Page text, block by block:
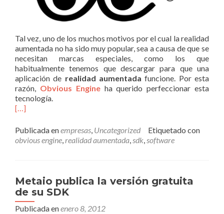
Tal vez, uno de los muchos motivos por el cual la realidad
aumentada no ha sido muy popular, sea a causa de que se
necesitan marcas especiales, como los que
habitualmente tenemos que descargar para que una
aplicación de realidad aumentada funcione. Por esta
razón, Obvious Engineha querido perfeccionar esta
tecnología.
[…]
Publicada enempresas, Uncategorized
Etiquetado con
obvious engine,realidad aumentada,sdk,software
Metaio publica la versión gratuita
de su SDK
Publicada enenero 8, 2012